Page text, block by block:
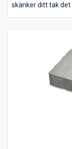
skänker ditt tak det